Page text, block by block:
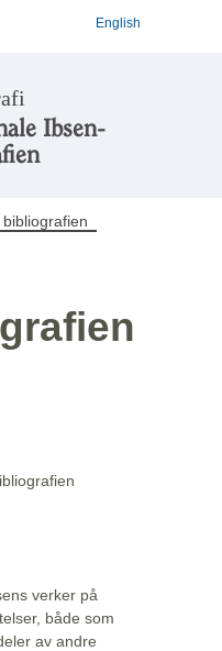
English
Ibsen-
bibliografien
verker på
både som
av andre